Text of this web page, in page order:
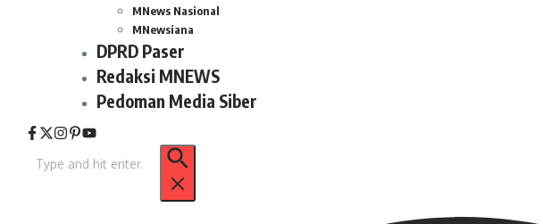
MNews Nasional
MNewsiana
DPRD Paser
Redaksi MNEWS
Pedoman Media Siber
untuk: